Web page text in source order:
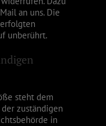
an uns. Die
unberührt.
steht dem
zuständigen
in